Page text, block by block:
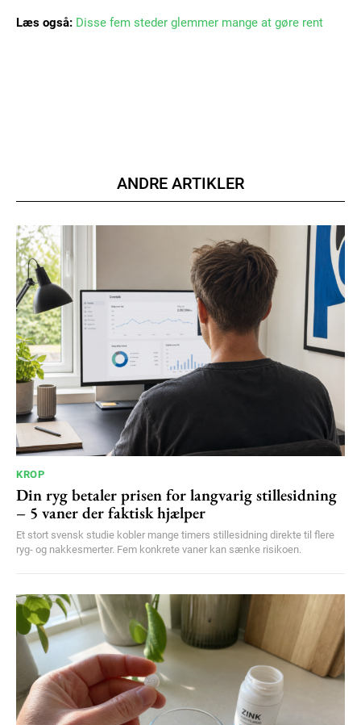
Ut mollis pellentesque tortor
Nullam eu erat condimentum
Donec quis est ac felis
Orci varius natoque dolor
YEARLY PRICING MONTHLY PRICING
Læs også: Disse fem steder glemmer mange at gøre rent
ANDRE ARTIKLER
KROP
Din ryg betaler prisen for langvarig stillesidning
– 5 vaner der faktisk hjælper
Et stort svensk studie kobler mange timers stillesidning direkte til flere
ryg- og nakkesmerter. Fem konkrete vaner kan sænke risikoen.